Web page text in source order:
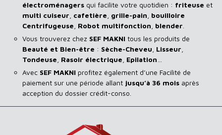
électroménagers qui facilite votre quotidien : friteuse et
multi cuiseur cafetière grille-pain bouilloire
Centrifugeuse Robot multifonction blender
Vous trouverez chez SEF MAKNI tous les produits de
Beauté et Bien-être : Sèche-Cheveu Lisseur
Tondeuse Rasoir électrique Epilation
Avec SEF MAKNI profitez également d’une Facilité de
paiement sur une période allant jusqu’à 36 mois après
acception du dossier crédit-conso.